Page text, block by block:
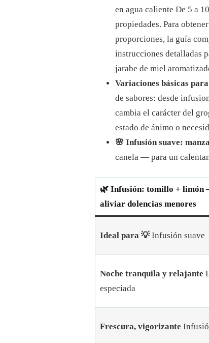
en agua caliente De 5 a
propiedades. Para
proporciones, la guía
instrucciones detalladas
jarabe de miel
Variaciones básicas
de sabores: desde
cambia el carácter del
estado de ánimo o
🌸 Infusión suave:
canela — para un
🌿 Infusión: tomillo + limón
aliviar dolencias menores
Ideal para 💡Infusión suave
Noche tranquila y relajante
especiada
Frescura, vigorizante